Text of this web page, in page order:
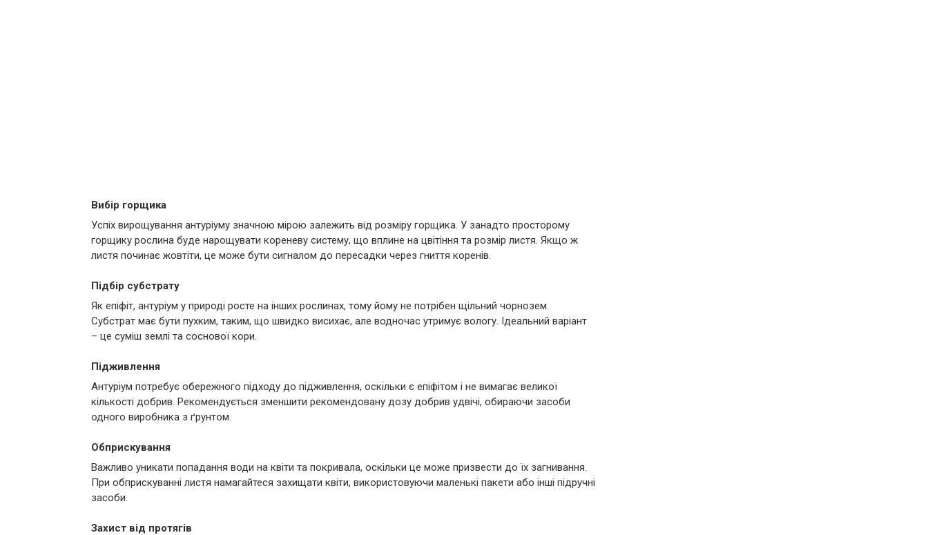
Вибір горщика
Успіх вирощування антуріуму значною мірою залежить від розміру горщика. У занадто просторому
горщику рослина буде нарощувати кореневу систему, що вплине на цвітіння та розмір листя. Якщо ж
листя починає жовтіти, це може бути сигналом до пересадки через гниття коренів.
Підбір субстрату
Як епіфіт, антуріум у природі росте на інших рослинах, тому йому не потрібен щільний чорнозем.
Субстрат має бути пухким, таким, що швидко висихає, але водночас утримує вологу. Ідеальний варіант
– це суміш землі та соснової кори.
Підживлення
Антуріум потребує обережного підходу до підживлення, оскільки є епіфітом і не вимагає великої
кількості добрив. Рекомендується зменшити рекомендовану дозу добрив удвічі, обираючи засоби
одного виробника з ґрунтом.
Обприскування
Важливо уникати попадання води на квіти та покривала, оскільки це може призвести до їх загнивання.
При обприскуванні листя намагайтеся захищати квіти, використовуючи маленькі пакети або інші підручні
засоби.
Захист від протягів